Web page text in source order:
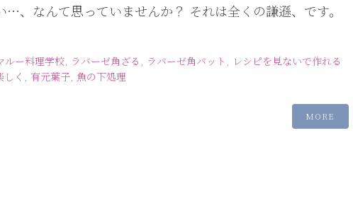
、なんて思っていませんか？ それは全くの謙遜、です。
ルー料理学校 ラバーゼ角ざる ラバーゼ角バット
レシピを見ないで作れる
く 有元葉子 魚の下処理
MORE